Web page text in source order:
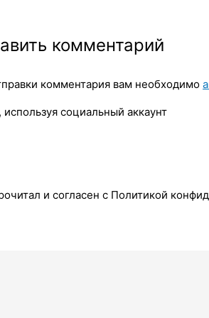
комментарий
комментария вам необходимо
используя социальный аккаунт
и согласен с Политикой